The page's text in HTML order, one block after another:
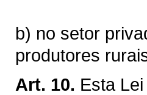
b) no setor
produtores
Art. 10. Esta